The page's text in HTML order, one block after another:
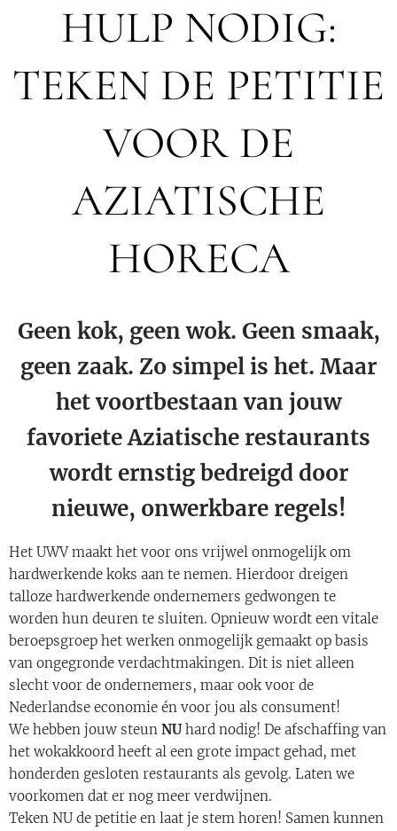
HULP NODIG:
TEKEN DE PETITIE
VOOR DE
AZIATISCHE
HORECA
Geen kok, geen wok. Geen smaak,
geen zaak. Zo simpel is het. Maar
het voortbestaan van jouw
favoriete Aziatische restaurants
wordt ernstig bedreigd door
nieuwe, onwerkbare regels!
Het UWV maakt het voor ons vrijwel onmogelijk om
hardwerkende koks aan te nemen. Hierdoor dreigen
talloze hardwerkende ondernemers gedwongen te
worden hun deuren te sluiten. Opnieuw wordt een vitale
beroepsgroep het werken onmogelijk gemaakt op basis
van ongegronde verdachtmakingen. Dit is niet alleen
slecht voor de ondernemers, maar ook voor de
Nederlandse economie én voor jou als consument!
We hebben jouw steun NUhard nodig! De afschaffing van
het wokakkoord heeft al een grote impact gehad, met
honderden gesloten restaurants als gevolg. Laten we
voorkomen dat er nog meer verdwijnen.
Teken NU de petitie en laat je stem horen! Samen kunnen